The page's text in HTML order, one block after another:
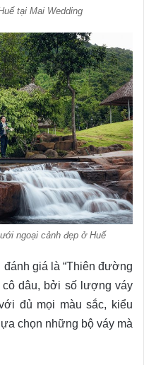
tại Mai Wedding
ngoại cảnh đẹp ở Huế
giá là “Thiên đường
cô dâu, bởi số lượng váy
đủ mọi màu sắc, kiểu
chọn những bộ váy mà